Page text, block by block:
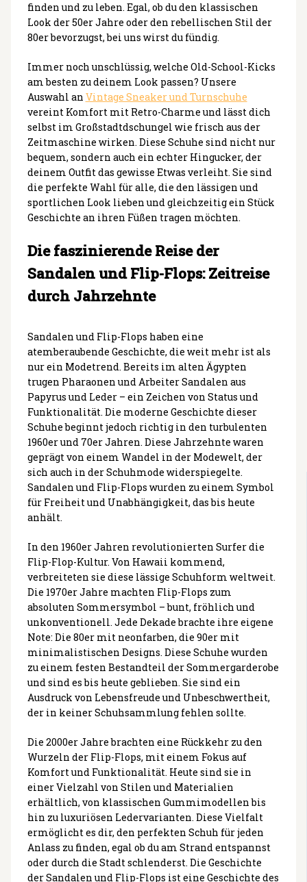
finden und zu leben. Egal, ob du den klassischen
Look der 50er Jahre oder den rebellischen Stil der
80er bevorzugst, bei uns wirst du fündig.
Immer noch unschlüssig, welche Old-School-Kicks
am besten zu deinem Look passen? Unsere
Auswahl an Vintage Sneaker und Turnschuhe
vereint Komfort mit Retro-Charme und lässt dich
selbst im Großstadtdschungel wie frisch aus der
Zeitmaschine wirken. Diese Schuhe sind nicht nur
bequem, sondern auch ein echter Hingucker, der
deinem Outfit das gewisse Etwas verleiht. Sie sind
die perfekte Wahl für alle, die den lässigen und
sportlichen Look lieben und gleichzeitig ein Stück
Geschichte an ihren Füßen tragen möchten.
Die faszinierende Reise der
Sandalen und Flip-Flops: Zeitreise
durch Jahrzehnte
Sandalen und Flip-Flops haben eine
atemberaubende Geschichte, die weit mehr ist als
nur ein Modetrend. Bereits im alten Ägypten
trugen Pharaonen und Arbeiter Sandalen aus
Papyrus und Leder – ein Zeichen von Status und
Funktionalität. Die moderne Geschichte dieser
Schuhe beginnt jedoch richtig in den turbulenten
1960er und 70er Jahren. Diese Jahrzehnte waren
geprägt von einem Wandel in der Modewelt, der
sich auch in der Schuhmode widerspiegelte.
Sandalen und Flip-Flops wurden zu einem Symbol
für Freiheit und Unabhängigkeit, das bis heute
anhält.
In den 1960er Jahren revolutionierten Surfer die
Flip-Flop-Kultur. Von Hawaii kommend,
verbreiteten sie diese lässige Schuhform weltweit.
Die 1970er Jahre machten Flip-Flops zum
absoluten Sommersymbol – bunt, fröhlich und
unkonventionell. Jede Dekade brachte ihre eigene
Note: Die 80er mit neonfarben, die 90er mit
minimalistischen Designs. Diese Schuhe wurden
zu einem festen Bestandteil der Sommergarderobe
und sind es bis heute geblieben. Sie sind ein
Ausdruck von Lebensfreude und Unbeschwertheit,
der in keiner Schuhsammlung fehlen sollte.
Die 2000er Jahre brachten eine Rückkehr zu den
Wurzeln der Flip-Flops, mit einem Fokus auf
Komfort und Funktionalität. Heute sind sie in
einer Vielzahl von Stilen und Materialien
erhältlich, von klassischen Gummimodellen bis
hin zu luxuriösen Ledervarianten. Diese Vielfalt
ermöglicht es dir, den perfekten Schuh für jeden
Anlass zu finden, egal ob du am Strand entspannst
oder durch die Stadt schlenderst. Die Geschichte
der Sandalen und Flip-Flops ist eine Geschichte des